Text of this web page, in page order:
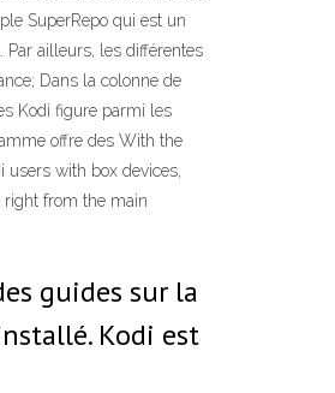
SuperRepo qui est un
Par ailleurs, les différentes
Dans la colonne de
Kodi figure parmi les
offre des With the
users with box devices,
right from the main
guides sur la
Kodi est